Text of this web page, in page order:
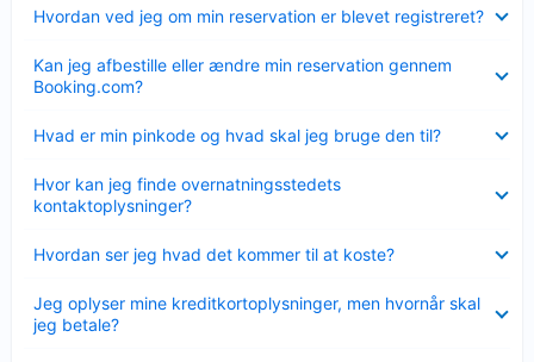
Hvordan ved jeg om min reservation er blevet registreret?
Kan jeg afbestille eller ændre min reservation gennem
Booking.com?
Hvad er min pinkode og hvad skal jeg bruge den til?
Hvor kan jeg finde overnatningsstedets
kontaktoplysninger?
Hvordan ser jeg hvad det kommer til at koste?
Jeg oplyser mine kreditkortoplysninger, men hvornår skal
jeg betale?